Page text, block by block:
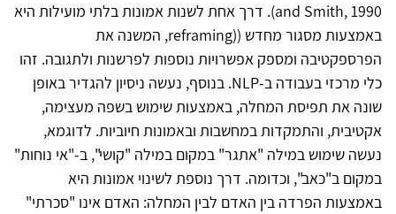
and Smith, 1990). דרך אחת לשנות אמונות בלתי מועילות היא
באמצעות מסגור מחדש ((reframing, המשנה את
הפרספקטיבה ומספק אפשרויות נוספות לפרשנות ולתגובה. זהו
כלי מרכזי בעבודה ב-NLP. בנוסף, נעשה ניסיון להגדיר באופן
שונה את תפיסת המחלה, באמצעות שימוש בשפה מעצימה,
אקטיבית, והתמקדות במחשבות ובאמונות חיוביות. לדוגמא,
נעשה שימוש במילה "אתגר" במקום במילה "קושי", ב-"אי נוחות"
במקום ב"כאב", וכדומה. דרך נוספת לשינוי אמונות היא
באמצעות הפרדה בין האדם לבין המחלה: האדם אינו "סכרתי"